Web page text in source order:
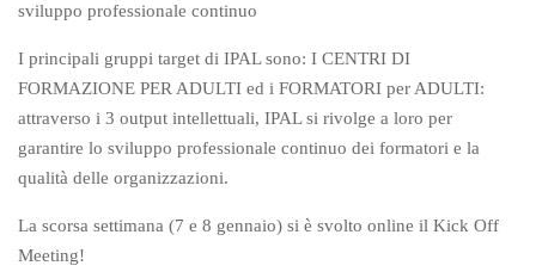
sviluppo professionale continuo
I principali gruppi target di IPAL sono: I CENTRI DI
FORMAZIONE PER ADULTI ed i FORMATORI per ADULTI:
attraverso i 3 output intellettuali, IPAL si rivolge a loro per
garantire lo sviluppo professionale continuo dei formatori e la
qualità delle organizzazioni.
La scorsa settimana (7 e 8 gennaio) si è svolto online il Kick Off
Meeting!